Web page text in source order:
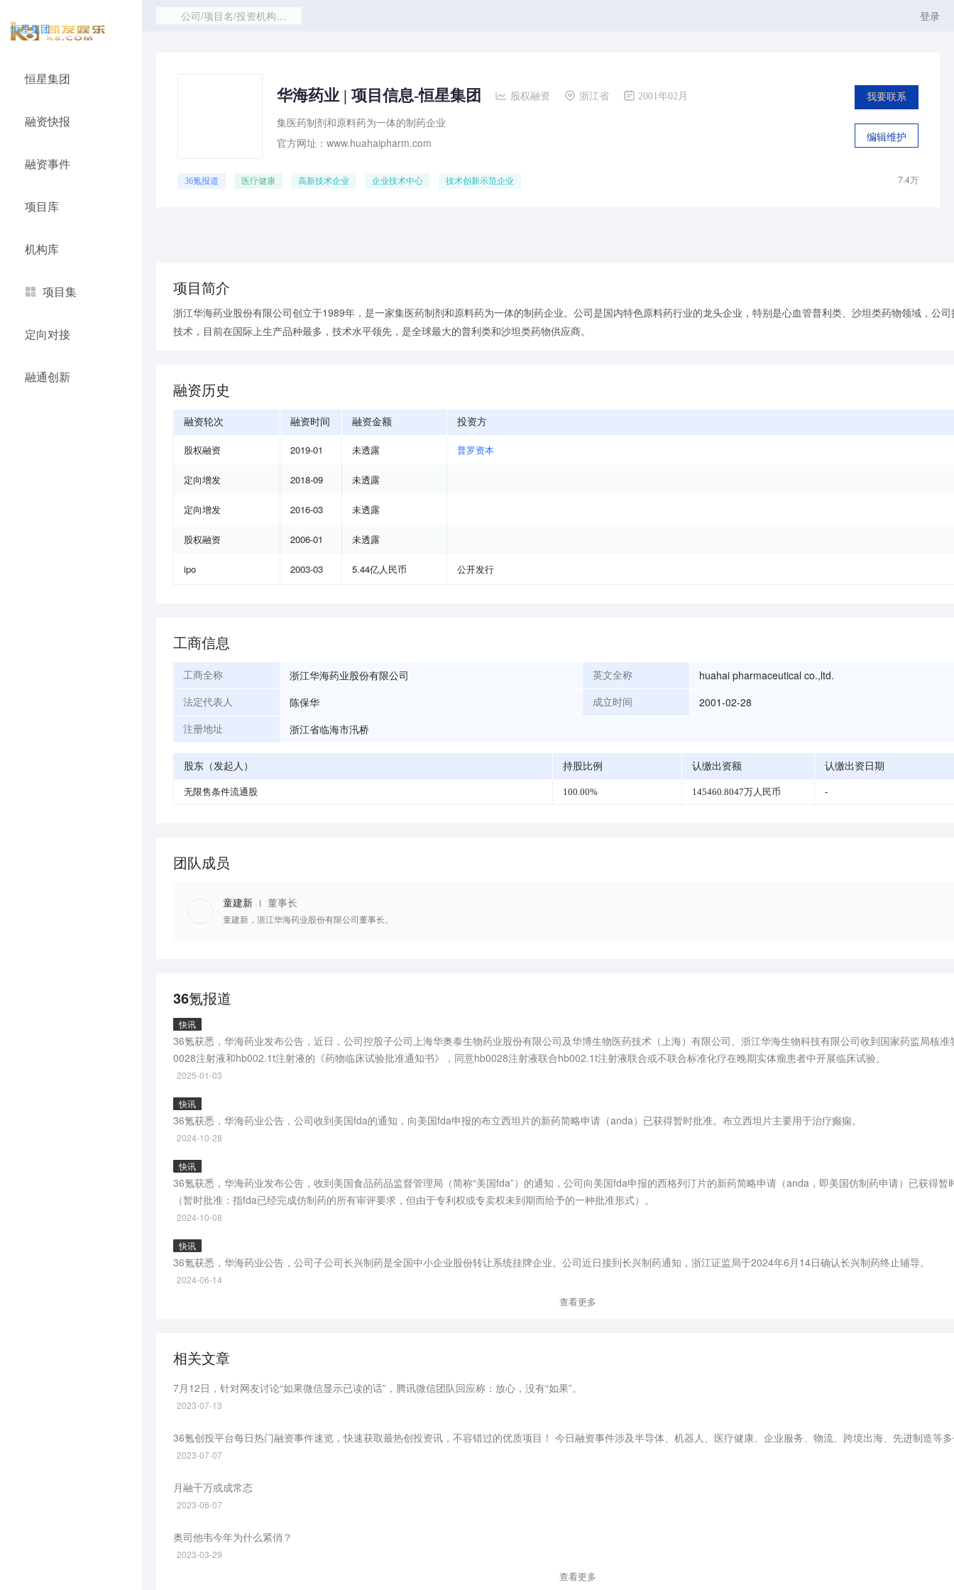
恒星集团
恒星集团
融资快报
融资事件
项目库
机构库
项目集
定向对接
融通创新
公司/项目名/投资机构/赛道 登录
华海药业 | 项目信息-恒星集团 股权融资 浙江省 2001年02月
集医药制剂和原料药为一体的制药企业
官方网址：www.huahaipharm.com
我要联系
编辑维护
36氪报道 医疗健康 高新技术企业 企业技术中心 技术创新示范企业 7.4万
项目简介
浙江华海药业股份有限公司创立于1989年，是一家集医药制剂和原料药为一体的制药企业。公司是国内特色原料药行业的龙头企业，特别是心血管普利类、沙坦类药物领域，公
技术，目前在国际上生产品种最多，技术水平领先，是全球最大的普利类和沙坦类药物供应商。
融资历史
融资轮次 融资时间 融资金额 投资方
股权融资 2019-01 未透露 普罗资本
定向增发 2018-09 未透露
定向增发 2016-03 未透露
股权融资 2006-01 未透露
ipo 2003-03 5.44亿人民币 公开发行
工商信息
工商全称 浙江华海药业股份有限公司 英文全称 huahai pharmaceutical co.,ltd.
法定代表人 陈保华 成立时间 2001-02-28
注册地址 浙江省临海市汛桥
股东（发起人） 持股比例 认缴出资额 认缴出资日期
无限售条件流通股 100.00% 145460.8047万人民币 -
团队成员
童建新 董事长
童建新，浙江华海药业股份有限公司董事长。
36氪报道
快讯
36氪获悉，华海药业发布公告，近日，公司控股子公司上海华奥泰生物药业股份有限公司及华博生物医药技术（上海）有限公司、浙江华海生物科技有限公司收到国家药监局核准
0028注射液和hb002.1t注射液的《药物临床试验批准通知书》，同意hb0028注射液联合hb002.1t注射液联合或不联合标准化疗在晚期实体瘤患者中开展临床试验。
2025-01-03
快讯
36氪获悉，华海药业公告，公司收到美国fda的通知，向美国fda申报的布立西坦片的新药简略申请（anda）已获得暂时批准。布立西坦片主要用于治疗癫痫。
2024-10-28
快讯
36氪获悉，华海药业发布公告，收到美国食品药品监督管理局（简称“美国fda”）的通知，公司向美国fda申报的西格列汀片的新药简略申请（anda，即美国仿制药申请）已获得暂
（暂时批准：指fda已经完成仿制药的所有审评要求，但由于专利权或专卖权未到期而给予的一种批准形式）。
2024-10-08
快讯
36氪获悉，华海药业公告，公司子公司长兴制药是全国中小企业股份转让系统挂牌企业。公司近日接到长兴制药通知，浙江证监局于2024年6月14日确认长兴制药终止辅导。
2024-06-14
查看更多
相关文章
7月12日，针对网友讨论“如果微信显示已读的话”，腾讯微信团队回应称：放心，没有“如果”。
2023-07-13
36氪创投平台每日热门融资事件速览，快速获取最热创投资讯，不容错过的优质项目！ 今日融资事件涉及半导体、机器人、医疗健康、企业服务、物流、跨境出海、先进制造等
2023-07-07
月融千万或成常态
2023-06-07
奥司他韦今年为什么紧俏？
2023-03-29
查看更多